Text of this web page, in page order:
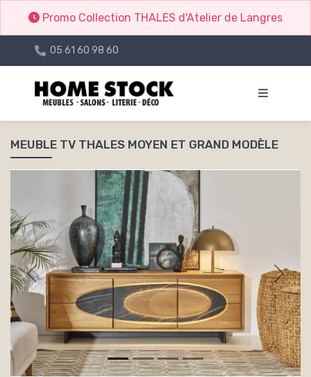
Promo Collection THALES d'Atelier de Langres
05 61 60 98 60
MEUBLE TV THALES MOYEN ET GRAND MODÈLE